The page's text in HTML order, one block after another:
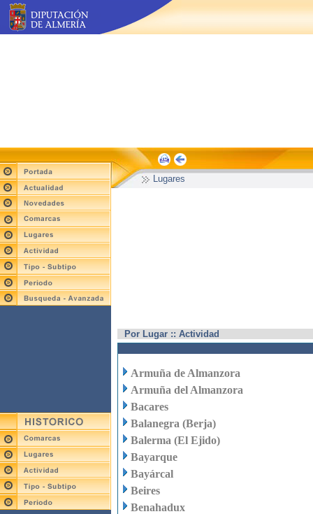
Lugares
Por Lugar :: Actividad
Armuña de Almanzora
Armuña del Almanzora
Bacares
Balanegra (Berja)
Balerma (El Ejido)
Bayarque
Bayárcal
Beires
Benahadux